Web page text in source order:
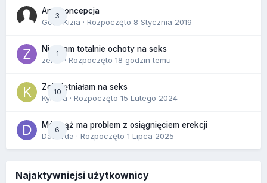
3
Antykoncepcja
Gość Kizia · Rozpoczęto 8 Stycznia 2019
1
Nie mam totalnie ochoty na seks
zenla
· Rozpoczęto 18 godzin temu
10
Zobojętniałam na seks
Kynara · Rozpoczęto 15 Lutego 2024
6
Mój mąż ma problem z osiągnięciem erekcji
Dafiorda · Rozpoczęto 1 Lipca 2025
Najaktywniejsi użytkownicy